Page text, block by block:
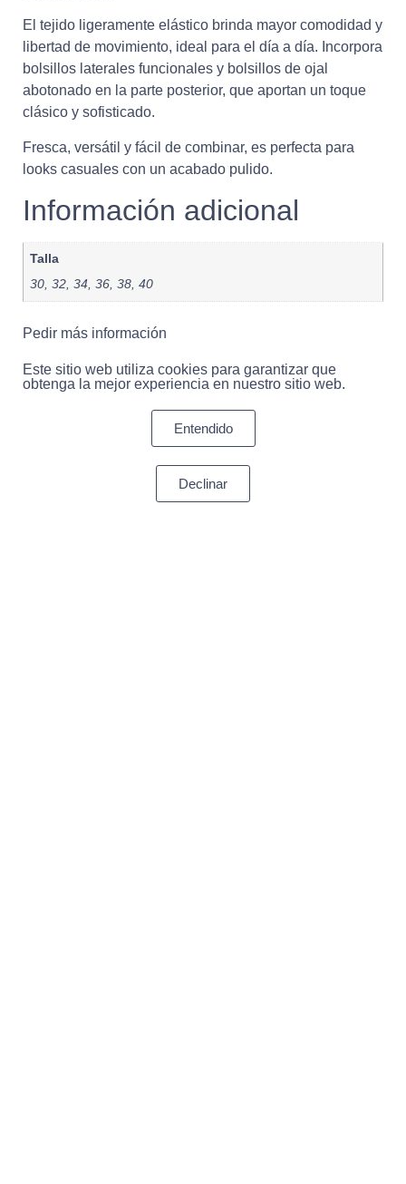
El tejido ligeramente elástico brinda mayor comodidad y
libertad de movimiento, ideal para el día a día. Incorpora
bolsillos laterales funcionales y bolsillos de ojal
abotonado en la parte posterior, que aportan un toque
clásico y sofisticado.
Fresca, versátil y fácil de combinar, es perfecta para
looks casuales con un acabado pulido.
Información adicional
Talla
30, 32, 34, 36, 38, 40
Pedir más información
Este sitio web utiliza cookies para garantizar que
obtenga la mejor experiencia en nuestro sitio web.
Entendido
Declinar